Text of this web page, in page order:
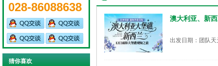
028-86088638
猜你喜欢
澳大利亚、新
出发日期：团队